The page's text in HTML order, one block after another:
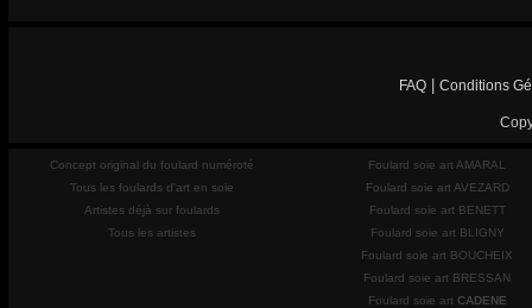
FAQ Conditions
Concept original du foulard numéroté
Tous les foulards d'art en soie
Artistes déjà sur foulards
Tous les artistes
Foulard soie art AMARAL
Foulard soie art AVEZARD
Foulard soie art BENETT
Foulard soie art BLIGNY
Foulard soie art BOUCHEIX
Foulard soie art BRESSAN
Foulard soie art CADENE